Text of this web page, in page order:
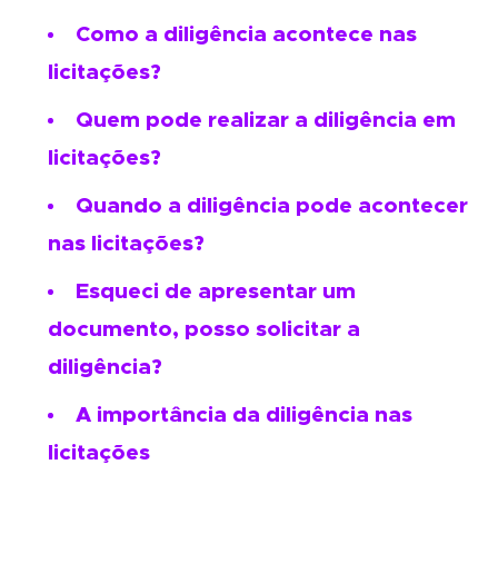
Como a diligência acontece nas
licitações?
Quem pode realizar a diligência em
licitações?
Quando a diligência pode acontecer
nas licitações?
Esqueci de apresentar um
documento, posso solicitar a
diligência?
A importância da diligência nas
licitações